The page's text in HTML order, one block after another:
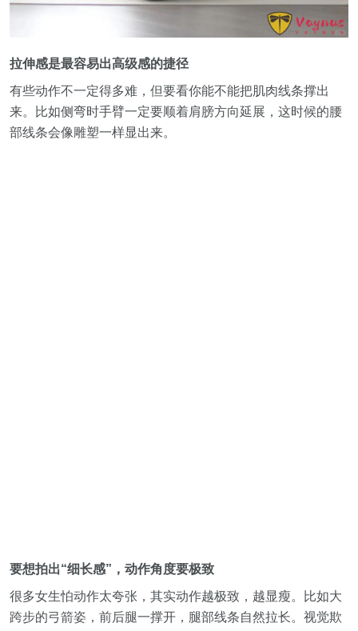
拉伸感是最容易出高级感的捷径
有些动作不一定得多难，但要看你能不能把肌肉线条撑出
来。比如侧弯时手臂一定要顺着肩膀方向延展，这时候的腰
部线条会像雕塑一样显出来。
要想拍出“细长感”，动作角度要极致
很多女生怕动作太夸张，其实动作越极致，越显瘦。比如大
跨步的弓箭姿，前后腿一撑开，腿部线条自然拉长。视觉欺